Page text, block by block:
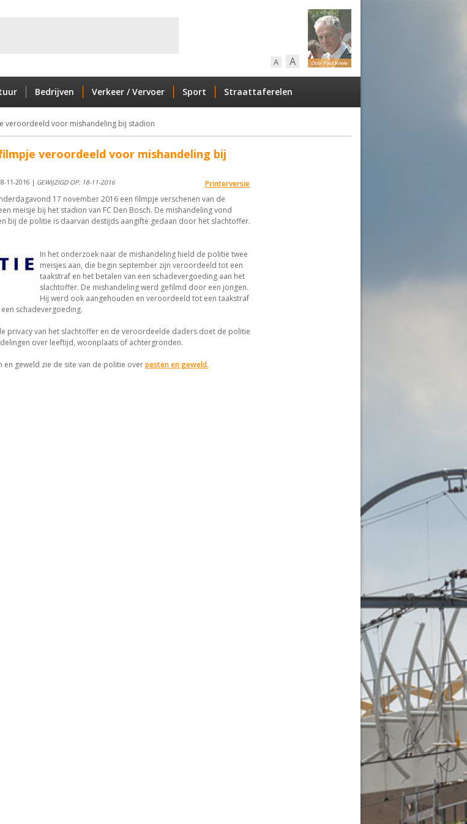
A A
Bedrijven Verkeer / Vervoer Sport Straattaferelen
veroordeeld voor mishandeling bij stadion
veroordeeld voor mishandeling bij
Printerversie
11-2016 | GEWIJZIGD OP: 18-11-2016
17 november 2016 een filmpje verschenen van de
meisje bij het stadion van FC Den Bosch. De mishandeling vond
bij de politie is daarvan destijds aangifte gedaan door het slachtoffer.
In het onderzoek naar de mishandeling hield de politie twee
meisjes aan, die begin september zijn veroordeeld tot een
taakstraf en het betalen van een schadevergoeding aan het
slachtoffer. De mishandeling werd gefilmd door een jongen.
Hij werd ook aangehouden en veroordeeld tot een taakstraf
schadevergoeding.
privacy van het slachtoffer en de veroordeelde daders doet de politie
over leeftijd, woonplaats of achtergronden.
en geweld zie de site van de politie overpesten en geweld.